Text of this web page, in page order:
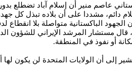
عاصم منير أن إسلام آباد تضطلع
مشددا على أن بلاده تبذل كل
الباكستانية متواصلة بلا انقطاع
مستشار المرشد الإيراني للشؤون
أو نفوذ في المنطقة.
إلى أن الولايات المتحدة لن يكون